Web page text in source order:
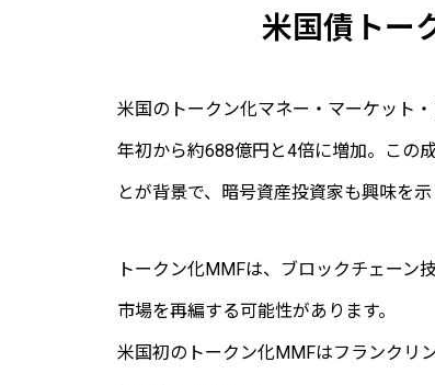
米国債トー
米国のトークン化マネー・マーケット
年初から約688億円と4倍に増加。この
とが背景で、暗号資産投資家も興味を示
トークン化MMFは、ブロックチェーン
市場を再編する可能性があります。
米国初のトークン化MMFはフランクリ